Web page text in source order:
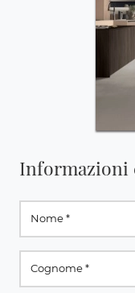
Informazioni